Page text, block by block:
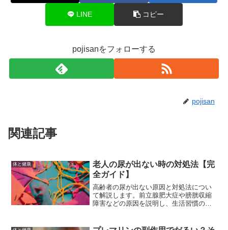
LINE コピー
pojisanをフォローする
pojisan
関連記事
体と健康
老人の尿が出ない時の対処法【完
全ガイド】
高齢者の尿が出ない原因と対処法につい
て解説します。前立腺肥大症や膀胱収縮
障害などの原因を説明し、生活習慣の改
予防するためのヒントやよくある質問に